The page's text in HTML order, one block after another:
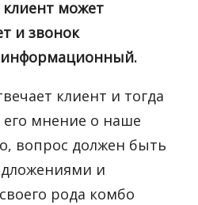
может
и звонок
информационный.
клиент и тогда
мнение о наше
вопрос должен быть
и
рода комбо